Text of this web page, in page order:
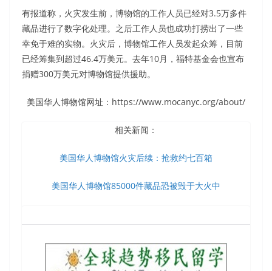
有报道称，火灾发生前，博物馆的工作人员已经对3.5万多件
藏品进行了数字化处理。之后工作人员也成功打捞出了一些
幸免于难的实物。火灾后，博物馆工作人员发起众筹，目前
已经筹集到超过46.4万美元。去年10月，福特基金会也宣布
捐赠300万美元对博物馆提供援助。
美国华人博物馆网址：https://www.mocanyc.org/about/
相关新闻：
美国华人博物馆火灾后续：抢救约七百箱
美国华人博物馆85000件藏品恐被毁于大火中